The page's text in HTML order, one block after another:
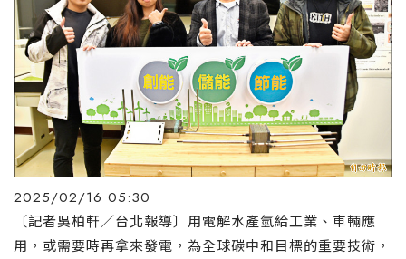
2025/02/16 05:30
〔記者吳柏軒／台北報導〕用電解水產氫給工業、車輛應
用，或需要時再拿來發電，為全球碳中和目標的重要技術，